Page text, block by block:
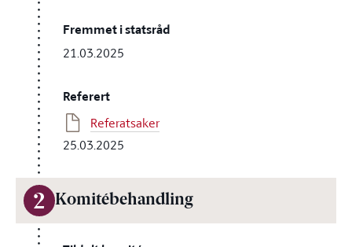
Fremmet i statsråd
21.03.2025
Referert
Referatsaker
25.03.2025
2 Komitébehandling